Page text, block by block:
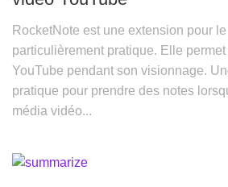
RocketNote est une extension pour
particulièrement pratique. Elle permet
YouTube pendant son visionnage.
pratique pour prendre des notes
média vidéo...